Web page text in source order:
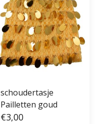
schoudertasje
Pailletten goud
€3,00